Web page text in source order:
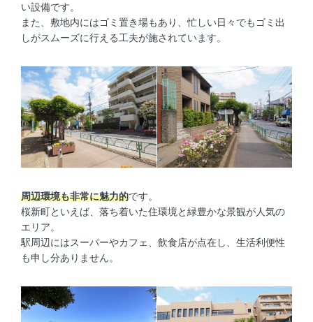
い設備です。
また、敷地内にはゴミ置き場もあり、忙しい日々でもゴミ出
しがスムーズに行える工夫が施されています。
周辺環境も非常に魅力的です。
桜新町といえば、落ち着いた住環境と緑豊かな景観が人気の
エリア。
駅周辺にはスーパーやカフェ、飲食店が点在し、生活利便性
も申し分ありません。